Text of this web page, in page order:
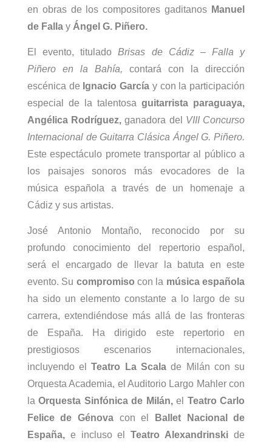
en obras de los compositores gaditanos Manuel
de Fallay Ángel G. Piñero.
El evento, tituladoBrisas de Cádiz – Falla y
Piñero en la Bahía, contará con la dirección
escénica de Ignacio García y con la participación
especial de la talentosaguitarrista paraguaya,
Angélica Rodríguez, ganadora del VIII Concurso
Internacional de Guitarra Clásica Ángel G. Piñero.
Este espectáculo promete transportar al público a
los paisajes sonoros más evocadores de la
música española a través de un homenaje a
Cádiz y sus artistas.
José Antonio Montaño, reconocido por su
profundo conocimiento del repertorio español,
será el encargado de llevar la batuta en este
evento. Su compromiso con la música española
ha sido un elemento constante a lo largo de su
carrera, extendiéndose más allá de las fronteras
de España. Ha dirigido este repertorio en
prestigiosos escenarios internacionales,
incluyendo elTeatro La Scala de Milán con su
Orquesta Academia, el Auditorio Largo Mahler con
laOrquesta Sinfónica de Milán,el Teatro Carlo
Felice de Génova con el
Ballet Nacional de
España,e incluso elTeatro Alexandrinski de